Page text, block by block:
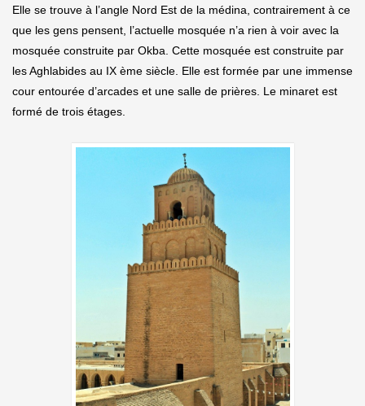
Elle se trouve à l’angle Nord Est de la médina, contrairement à ce
que les gens pensent, l’actuelle mosquée n’a rien à voir avec la
mosquée construite par Okba. Cette mosquée est construite par
les Aghlabides au IX ème siècle. Elle est formée par une immense
cour entourée d’arcades et une salle de prières. Le minaret est
formé de trois étages.